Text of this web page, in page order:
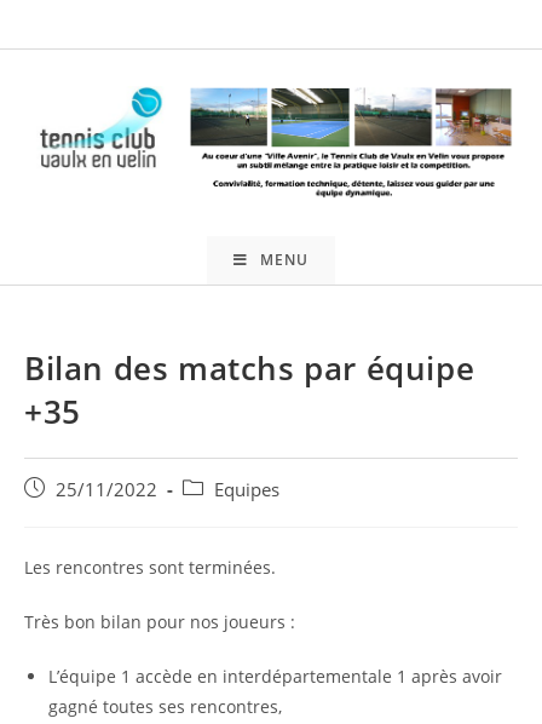
to
MENU
Bilan des matchs par équipe
+35
Publication
25/11/2022
Post Equipes
Les rencontres sont terminées.
Très bon bilan pour nos joueurs :
L’équipe 1 accède en interdépartementale 1 après avoir
gagné toutes ses rencontres,